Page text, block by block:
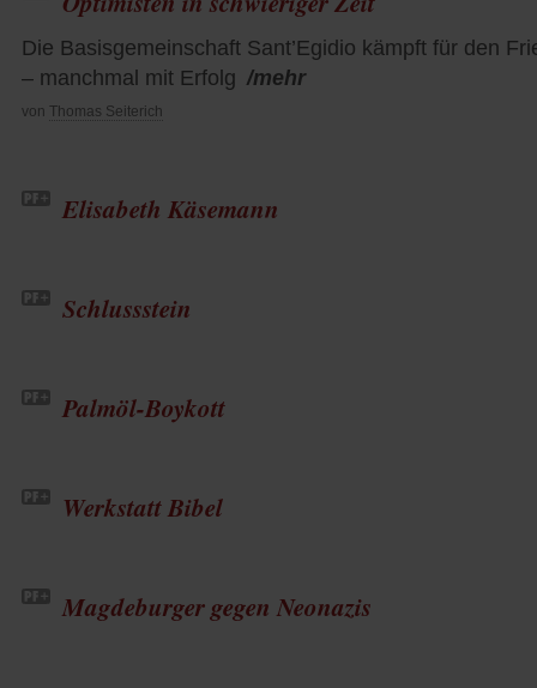
Die Basisgemeinschaft Sant’Egidio kämpft für den
– manchmal mit Erfolg /mehr
von Thomas Seiterich
Elisabeth Käsemann
Schlussstein
Palmöl-Boykott
Werkstatt Bibel
Magdeburger gegen Neonazis